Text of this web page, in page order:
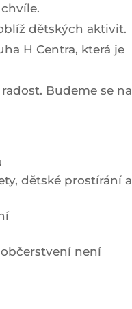
dětských aktivit.
H Centra, která je
Budeme se na
dětské prostírání a
není